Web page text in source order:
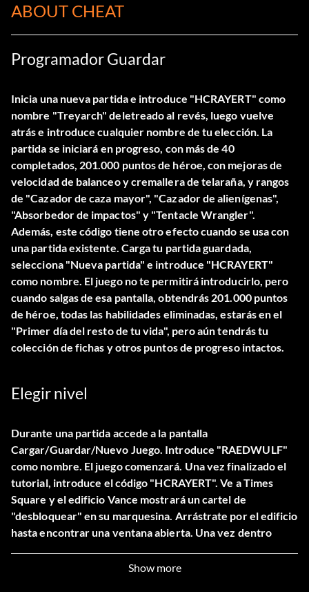
ABOUT CHEAT
Programador Guardar
Inicia una nueva partida e introduce "HCRAYERT" como
nombre "Treyarch" deletreado al revés, luego vuelve
atrás e introduce cualquier nombre de tu elección. La
partida se iniciará en progreso, con más de 40
completados, 201.000 puntos de héroe, con mejoras de
velocidad de balanceo y cremallera de telaraña, y rangos
de "Cazador de caza mayor", "Cazador de alienígenas",
"Absorbedor de impactos" y "Tentacle Wrangler".
Además, este código tiene otro efecto cuando se usa con
una partida existente. Carga tu partida guardada,
selecciona "Nueva partida" e introduce "HCRAYERT"
como nombre. El juego no te permitirá introducirlo, pero
cuando salgas de esa pantalla, obtendrás 201.000 puntos
de héroe, todas las habilidades eliminadas, estarás en el
"Primer día del resto de tu vida", pero aún tendrás tu
colección de fichas y otros puntos de progreso intactos.
Elegir nivel
Durante una partida accede a la pantalla
Cargar/Guardar/Nuevo Juego. Introduce "RAEDWULF"
como nombre. El juego comenzará. Una vez finalizado el
tutorial, introduce el código "HCRAYERT". Ve a Times
Square y el edificio Vance mostrará un cartel de
"desbloquear" en su marquesina. Arrástrate por el edificio
hasta encontrar una ventana abierta. Una vez dentro
Show more